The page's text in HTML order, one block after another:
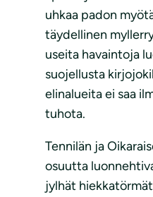
uhkaa padon
täydellinen
useita havaintoja
suojellusta
elinalueita ei saa
tuhota.
Tennilän ja
osuutta
jylhät